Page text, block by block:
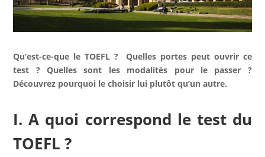
Qu’est-ce-que le TOEFL ? Quelles portes peut ouvrir ce
test ? Quelles sont les modalités pour le passer ?
Découvrez pourquoi le choisir lui plutôt qu’un autre.
I. A quoi correspond le test du
TOEFL ?